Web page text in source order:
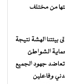
من مختلف
بيئتنا الهشة نتيجة
الشواطئ
أكثر من 700 كلم تفرض تعاضد جهود الجميع
وفاعلين